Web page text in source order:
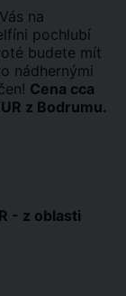
na
pochlubí
budete mít
nádhernými
Cena cca
z Bodrumu.
- z oblasti